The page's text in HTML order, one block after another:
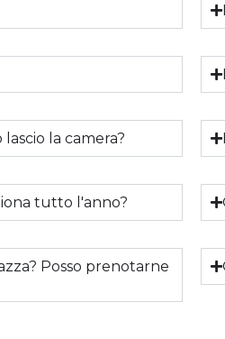
la camera?
tutto l'anno?
Posso prenotarne